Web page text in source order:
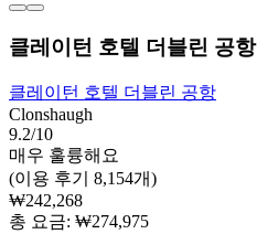
클레이턴 호텔 더블린 공항
클레이턴 호텔 더블린 공항
Clonshaugh
9.2/10
매우 훌륭해요
(이용 후기 8,154개)
₩242,268
총 요금: ₩274,975